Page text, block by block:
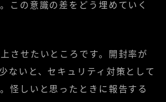
この意識の差をどう埋めていく
させたいところです。開封率が
ないと、セキュリティ対策として
怪しいと思ったときに報告する